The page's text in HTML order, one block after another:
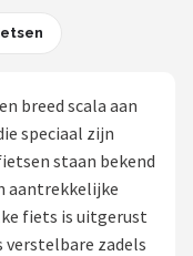
breed scala aan
speciaal zijn
staan bekend
aantrekkelijke
fiets is uitgerust
zadels